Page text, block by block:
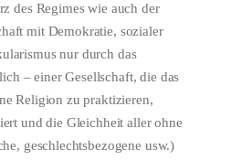
des Regimes wie auch der
mit Demokratie, sozialer
nur durch das
– einer Gesellschaft, die das
Religion zu praktizieren,
und die Gleichheit aller ohne
geschlechtsbezogene usw.)